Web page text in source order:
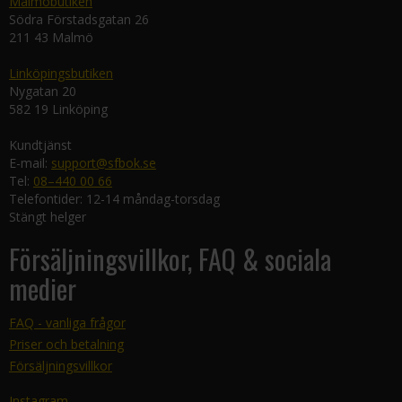
Södra Förstadsgatan 26
211 43 Malmö
Linköpingsbutiken
Nygatan 20
582 19 Linköping
Kundtjänst
E-mail: support@sfbok.se
Tel: 08–440 00 66
Telefontider: 12-14 måndag-torsdag
Stängt helger
Försäljningsvillkor, FAQ & sociala
medier
FAQ - vanliga frågor
Priser och betalning
Försäljningsvillkor